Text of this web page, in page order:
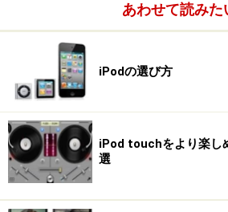
起動して「Media Library」から聴
自動的にジャケット画像と歌詞を
ダウンロードし、楽曲のタイムライ
表示してくれる。歌詞を自分でス
いので、カラオケで歌う曲を練習し
のアプリだ。
「Radio」を選択すると、「
あわせて読みた
iPodの選び方
iPod touchをより楽し
選